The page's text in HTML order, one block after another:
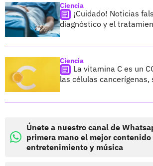
Ciencia
¡Cuidado! Noticias
diagnóstico y el
Ciencia
La vitamina C es un
las células cancerígenas,
Únete a nuestro canal de
primera mano el mejor contenido
entretenimiento y música